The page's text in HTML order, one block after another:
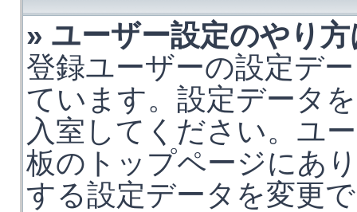
» ユーザー設定のやり
登録ユーザーの設定デ
ています。設定データ
入室してください。ユ
板のトップページにあ
する設定データを変更